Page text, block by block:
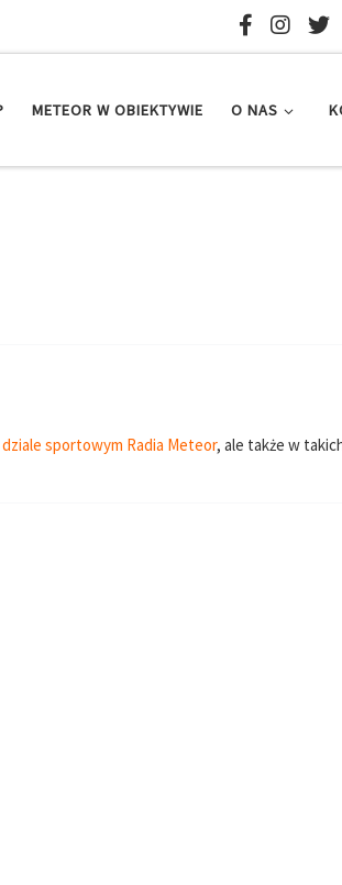
METEOR W OBIEKTYWIE O NAS
dziale sportowym Radia Meteor, ale także w